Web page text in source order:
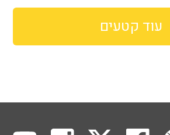
עוד קטעים